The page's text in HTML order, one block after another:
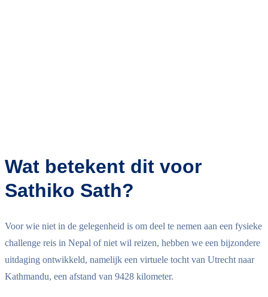
Wat betekent dit voor
Sathiko Sath?
Voor wie niet in de gelegenheid is om deel te nemen aan een fysieke
challenge reis in Nepal of niet wil reizen, hebben we een bijzondere
uitdaging ontwikkeld, namelijk een virtuele tocht van Utrecht naar
Kathmandu, een afstand van 9428 kilometer.